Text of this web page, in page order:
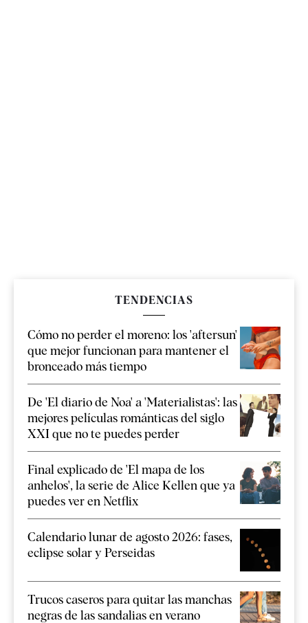
TENDENCIAS
Cómo no perder el moreno: los 'aftersun'
que mejor funcionan para mantener el
bronceado más tiempo
De 'El diario de Noa' a 'Materialistas': las
mejores películas románticas del siglo
XXI que no te puedes perder
Final explicado de 'El mapa de los
anhelos', la serie de Alice Kellen que ya
puedes ver en Netflix
Calendario lunar de agosto 2026: fases,
eclipse solar y Perseidas
Trucos caseros para quitar las manchas
negras de las sandalias en verano